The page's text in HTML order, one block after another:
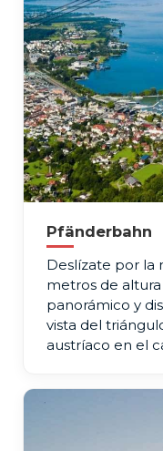
Pfänderbahn
Deslízate por la
metros de
panorámico y
vista del
austríaco en el